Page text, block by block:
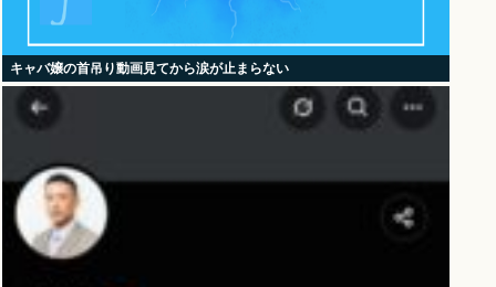
キャバ嬢の首吊り動画見てから涙が止まらない